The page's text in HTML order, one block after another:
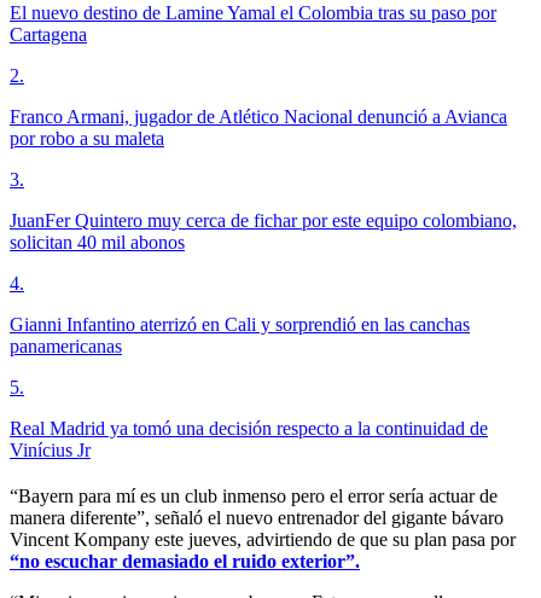
El nuevo destino de Lamine Yamal el Colombia tras su paso por
Cartagena
2.
Franco Armani, jugador de Atlético Nacional denunció a Avianca
por robo a su maleta
3.
JuanFer Quintero muy cerca de fichar por este equipo colombiano,
solicitan 40 mil abonos
4.
Gianni Infantino aterrizó en Cali y sorprendió en las canchas
panamericanas
5.
Real Madrid ya tomó una decisión respecto a la continuidad de
Vinícius Jr
“Bayern para mí es un club inmenso pero el error sería actuar de
manera diferente”, señaló el nuevo entrenador del gigante bávaro
Vincent Kompany este jueves, advirtiendo de que su plan pasa por
“no escuchar demasiado el ruido exterior”.